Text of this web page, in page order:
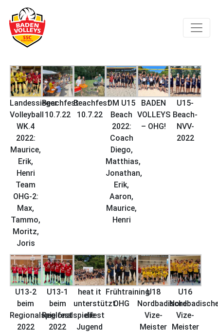
Landessieger
Volleyball
WK.4
2022:
Maurice,
Erik,
Henri
Team
OHG-2:
Max,
Tammo,
Moritz,
Joris
Beachfest
10.7.22
Beachfest
10.7.22
DM U15
Beach
2022:
Coach
Diego,
Matthias,
Jonathan,
Erik,
Aaron,
Maurice,
Henri
BADEN
VOLLEYS
– OHG!
U15-
Beach-
NVV-
2022
U13-2
beim
Regionalspielfest
2022
U13-1
beim
Regionalspielfest
2022
heat it
unterstützt
die
Jugend
Frühtraining
OHG
U18
Nordbadischer
Vize-
Meister
U16
Vize-
Meister